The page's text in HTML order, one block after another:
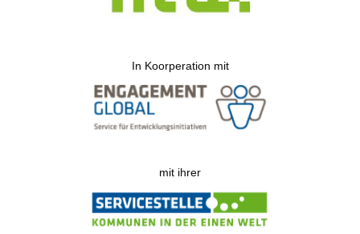
In Koorperation mit
mit ihrer